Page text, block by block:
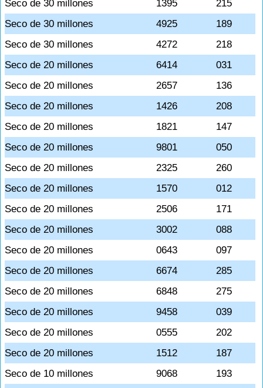
Seco de 30 millones
1395
215
Seco de 30 millones
4925
189
Seco de 30 millones
4272
218
Seco de 20 millones
6414
031
Seco de 20 millones
2657
136
Seco de 20 millones
1426
208
Seco de 20 millones
1821
147
Seco de 20 millones
9801
050
Seco de 20 millones
2325
260
Seco de 20 millones
1570
012
Seco de 20 millones
2506
171
Seco de 20 millones
3002
088
Seco de 20 millones
0643
097
Seco de 20 millones
6674
285
Seco de 20 millones
6848
275
Seco de 20 millones
9458
039
Seco de 20 millones
0555
202
Seco de 20 millones
1512
187
Seco de 10 millones
9068
193